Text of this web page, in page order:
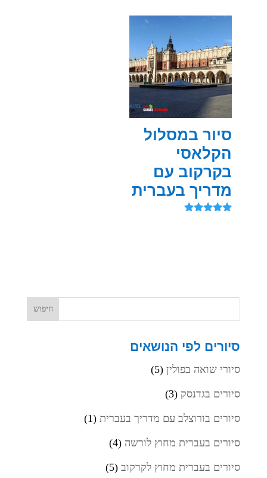
סיור במסלול
הקלאסי
בקרקוב עם
מדריך בעברית
סיורים לפי הנושאים
סיורי שואה בפולין (5)
סיורים בגדנסק (3)
סיורים בורוצלב עם מדריך בעברית (1)
סיורים בעברית מחוץ לורשה (4)
סיורים בעברית מחוץ לקרקוב (5)